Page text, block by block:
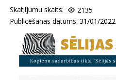
Skat;ijumu skaits:
2135
Publicēšanas datums: 31/01/2022